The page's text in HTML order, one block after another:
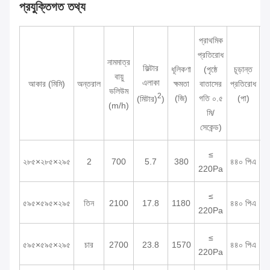
প্রযুক্তিগত তথ্য
আকার (মিমি) অন্তরাল
নামমাত্র
বায়ু
ভলিউম
(m/h)
ফিল্টার
এলাকা
(মিটার)2)
ধূলিকণা
ক্ষমতা
(জি)
প্রাথমিক
প্রতিরোধ
(পৃষ্ঠে
বাতাসের
গতি ০.৫
মি/
সেকেন্ড)
চূড়ান্ত
প্রতিরোধ
(পা)
২৮৫×২৮৫×২৯৫ 2 700 5.7 380
≤
220Pa
৪৪০ পিএ
৫৯৫×৫৯৫×২৯৫ তিন 2100 17.8 1180
≤
220Pa
৪৪০ পিএ
৫৯৫×৫৯৫×২৯৫ চার 2700 23.8 1570
≤
220Pa
৪৪০ পিএ